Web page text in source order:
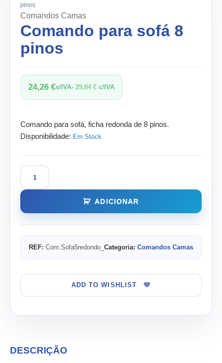
pinos
Comandos Camas
Comando para sofá 8
pinos
24,26 €s/IVA- 29,84 € c/IVA
Comando para sofá, ficha redonda de 8 pinos.
Disponibilidade: Em Stock
Quantidade
Comando
sofá
ADICIONAR
REF: Com.Sofa5redondo_ Categoria: Comandos Camas
ADD TO WISHLIST
DESCRIÇÃO